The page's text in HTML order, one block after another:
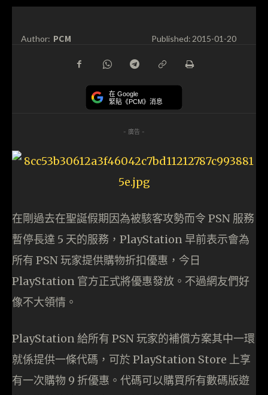
Author: PCM Published:2015-01-20
在 Google
緊貼《PCM》消息
- 廣告 -
在剛過去在聖誕假期因為被駭客攻勢而令 PSN 服務
暫停長達 5 天的服務，PlayStation 早前表示會為
所有 PSN 玩家提供購物折扣優惠，今日
PlayStation 官方正式將優惠發放。不過網友們好
像不大領情。
PlayStation 給所有 PSN 玩家的補償方案其中一環
就係提供一條代碼，可於 PlayStation Store 上享
有一次購物 9 折優惠。代碼可以購買所有數碼版遊